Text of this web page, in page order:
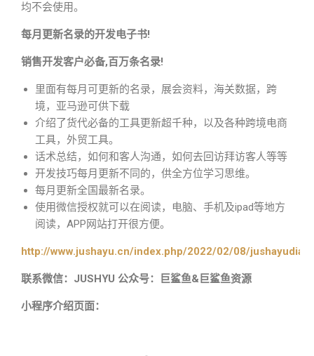
均不会使用。
每月更新名录的开发电子书!
销售开发客户必备,百万条名录!
里面有每月可更新的名录，展会资料，海关数据，跨
境，亚马逊可供下载
介绍了货代必备的工具更新超千种，以及各种跨境电商
工具，外贸工具。
话术总结，如何和客人沟通，如何去回访拜访客人等等
开发技巧每月更新不同的，供全方位学习思维。
每月更新全国最新名录。
使用微信授权就可以在阅读，电脑、手机及ipad等地方
阅读，APP网站打开很方便。
http://www.jushayu.cn/index.php/2022/02/08/
联系微信：JUSHYU 公众号：巨鲨鱼&巨鲨鱼资源
小程序介绍页面：